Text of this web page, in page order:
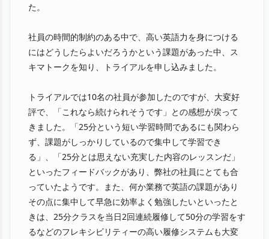
た。
社員の時間的制約のある中で、高い英語力を身につける
にはどうしたらよいだろうかという課題があった中、ス
キマトークを知り、トライアルを申し込みました。
トライアルでは10名の社員が参加したのですが、大変好
評で、「これなら続けられそうです」との感想が戻って
きました。「25分という短い学習時間であるにも関わら
ず、課題がしっかりしているので集中して学習でき
る」、「25分とは思えない充実した内容のレッスンだ」
といったフィードバックがあり、弊社の社員にとても合
っていたようです。また、何か業務で英語の課題があり
その点に集中して早急に効率よく勉強したいといったと
きは、25分クラスを当日2回連続履修して50分の学習をす
るなどのフレキシビリティーの高い履修システムも大変